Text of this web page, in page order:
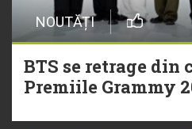
NOUTĂȚI
BTS se retrage din
Premiile Grammy